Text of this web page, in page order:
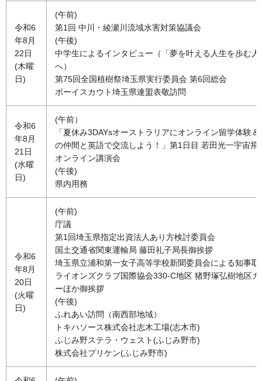
令和6
年8月
22日
(木曜
日)
(午前)
第1回 中川・綾瀬川流域水害対策協議会
(午後)
中学生によるインタビュー（「夢を叶える人生を歩む人
へ）
第75回全国植樹祭埼玉県実行委員会 第6回総会
ボーイスカウト埼玉県連盟表敬訪問
令和6
年8月
21日
(水曜
日)
(午前）
「夏休み3DAYsオーストラリアにオンライン留学体験＆
の仲間と英語で交流しよう！」第1日目 若田光一宇宙飛
オンライン講演会
(午後)
県内用務
令和6
年8月
20日
(火曜
日)
(午前)
庁議
第1回埼玉県指定出資法人あり方検討委員会
国土交通省関東運輸局 藤田礼子局長御挨拶
埼玉県立浦和第一女子高等学校新聞委員会による知事取
ライオンズクラブ国際協会330-C地区 猪野塚弘樹地区ガ
ーほか御挨拶
(午後)
ふれあい訪問（南西部地域）
トキハソース株式会社志木工場(志木市)
ふじみ野ステラ・ウェスト(ふじみ野市)
株式会社プリケン(ふじみ野市)